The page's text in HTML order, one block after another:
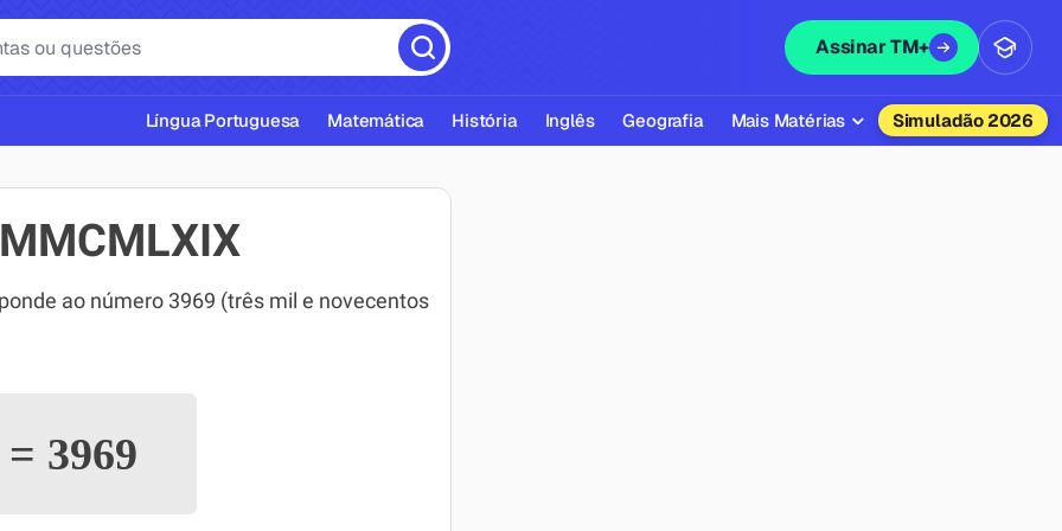
Assinar TM+
ABNT
Língua Portuguesa Matemática História Inglês Geografia Mais Matérias Simuladão 2026
ao número 3969 (três mil e novecentos
= 3969